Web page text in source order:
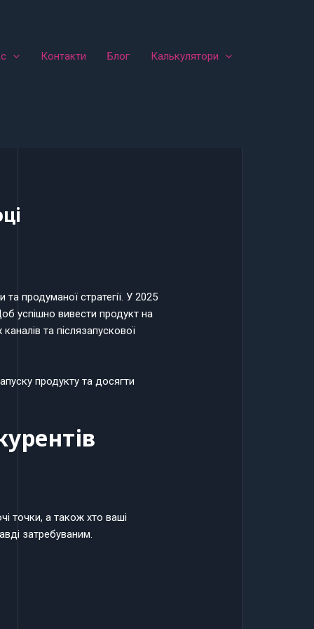
Контакти Блог Калькулятори
продуманої стратегії. У 2025
успішно вивести продукт на
та післязапускової
продукту та досягти
точки, а також хто ваші
затребуваним.